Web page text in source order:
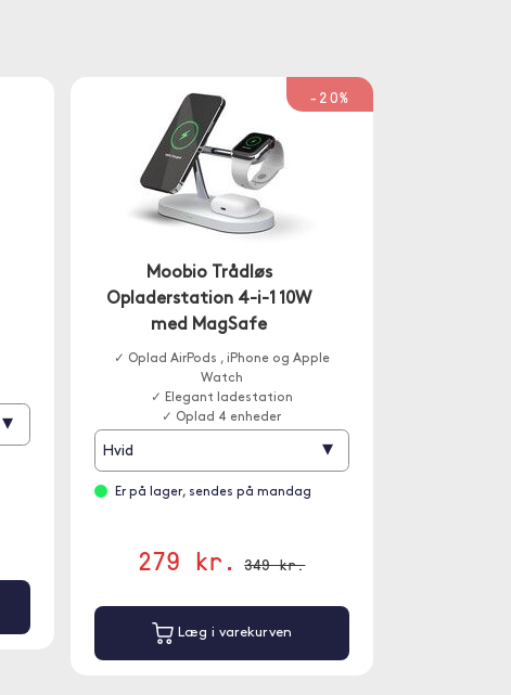
▾
-20%
Moobio Trådløs
Opladerstation 4-i-1 10W
med MagSafe
✓ Oplad AirPods , iPhone og Apple
Watch
✓ Elegant ladestation
✓ Oplad 4 enheder
Hvid ▾
Er på lager, sendes på mandag
279 kr. 349 kr.
Læg i varekurven